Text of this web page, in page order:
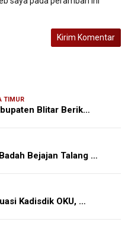
TIMUR
Blitar Berik…
Bejajan Talang …
Kadisdik OKU, …